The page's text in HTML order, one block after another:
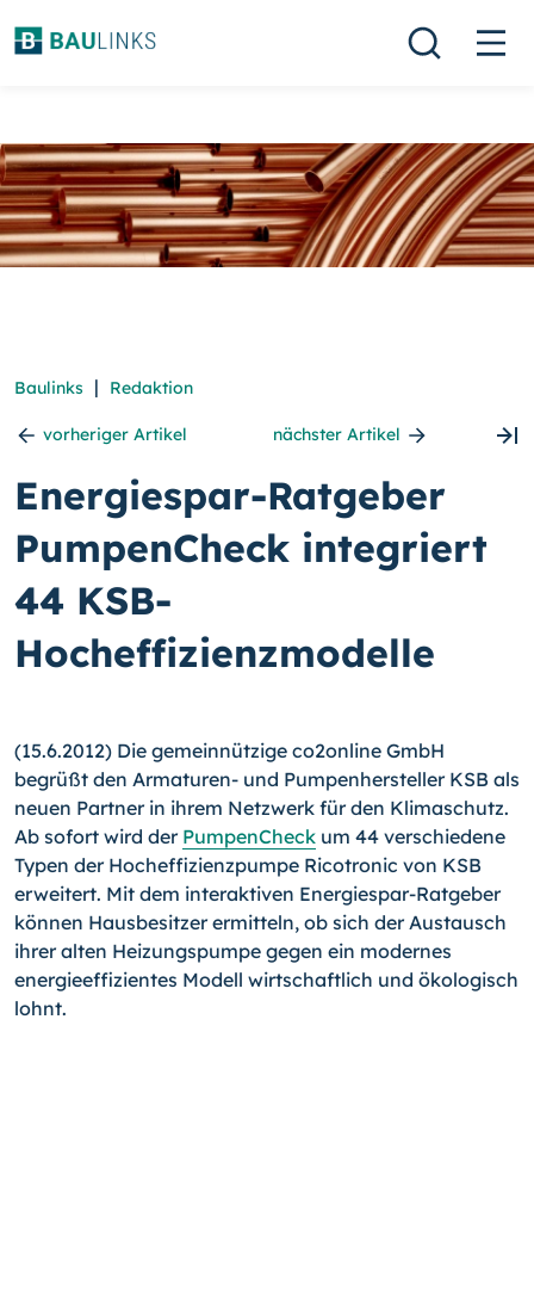
Baulinks | Redaktion
vorheriger Artikel nächster Artikel
Energiespar-Ratgeber
PumpenCheck integriert
44 KSB-
Hocheffizienzmodelle
(15.6.2012) Die gemeinnützige co2online GmbH
begrüßt den Armaturen- und Pumpen­hersteller KSB als
neuen Partner in ihrem Netzwerk für den Klimaschutz.
Ab sofort wird der PumpenCheck um 44 verschiedene
Typen der Hocheffizienzpumpe Ricotronic von KSB
erweitert. Mit dem interaktiven Energiespar-Ratgeber
können Hausbesitzer ermit­teln, ob sich der Austausch
ihrer alten Heizungspumpe gegen ein modernes
energie­effizientes Modell wirtschaftlich und ökologisch
lohnt.